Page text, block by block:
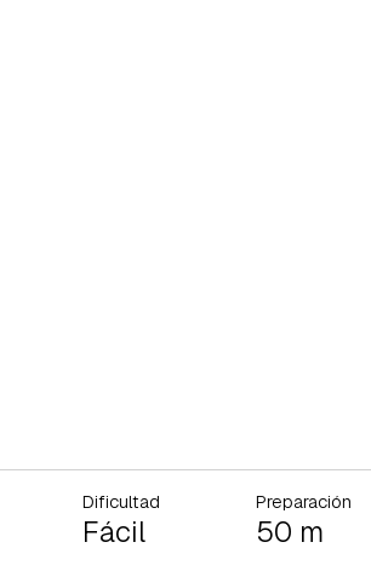
Dificultad
Fácil
Preparación
50 m